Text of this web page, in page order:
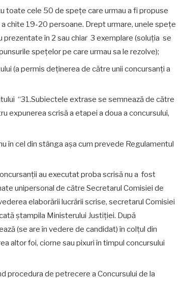
toate cele 50 de spețe care urmau a fi propuse
chite 19-20 persoane. Drept urmare, unele spețe
în 2 sau chiar 3 exemplare (soluția se
spețelor pe care urmau sa le rezolve);
(a permis deținerea de către unii concursanți a
“31.Subiectele extrase se semnează de către
expunerea scrisă a etapei a doua a concursului,
în cel din stânga aşa cum prevede Regulamentul
au executat proba scrisă nu a fost
unipersonal de către Secretarul Comisiei de
elaborării lucrării scrise, secretarul Comisiei
ștampila Ministerului Justiţiei. După
(se are în vedere de candidat) în colţul din
altor foi, ciorne sau pixuri în timpul concursului
procedura de petrecere a Concursului de la